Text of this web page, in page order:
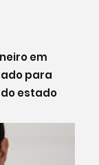
em
para
estado